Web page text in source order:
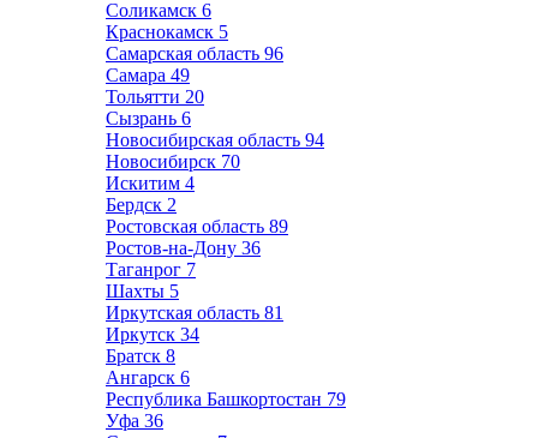
Соликамск 6
Краснокамск 5
Самарская область 96
Самара 49
Тольятти 20
Сызрань 6
Новосибирская область 94
Новосибирск 70
Искитим 4
Бердск 2
Ростовская область 89
Ростов-на-Дону 36
Таганрог 7
Шахты 5
Иркутская область 81
Иркутск 34
Братск 8
Ангарск 6
Республика Башкортостан 79
Уфа 36